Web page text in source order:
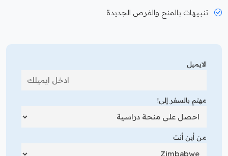
تنبيهات بالمنح والفرص الجديدة
الايميل
مهتم بالسفر إلى!
من أين أنت